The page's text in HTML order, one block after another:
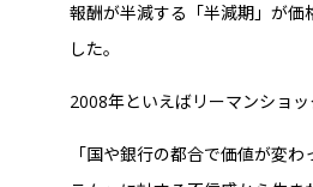
報酬が半減する「半減期」が価
した。
2008年といえばリーマンショッ
「国や銀行の都合で価値が変